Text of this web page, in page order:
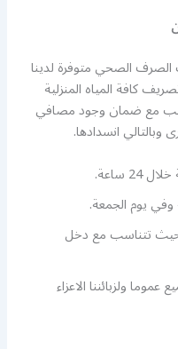
الصحي متوفرة لدينا
كافة المياه المنزلية
مع ضمان وجود مصافي
وبالتالي انسدادها.
ساعة.
يوم الجمعة.
تتناسب مع دخل
ولزبائننا الاعزاء